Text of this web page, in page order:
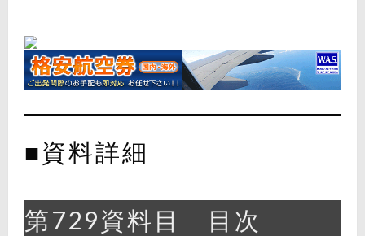
■資料詳細
第729資料目 目次